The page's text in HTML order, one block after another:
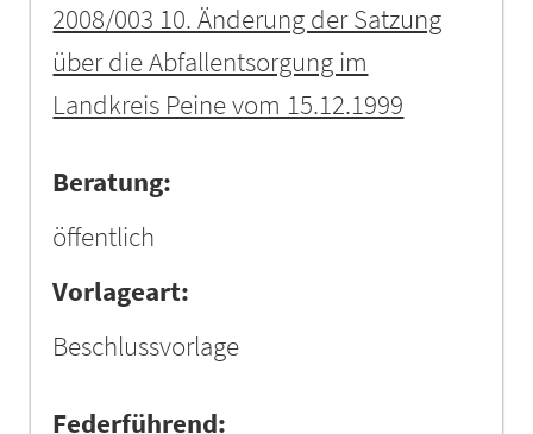
2008/003 10. Änderung der Satzung
über die Abfallentsorgung im
Landkreis Peine vom 15.12.1999
Beratung:
öffentlich
Vorlageart:
Beschlussvorlage
Federführend: